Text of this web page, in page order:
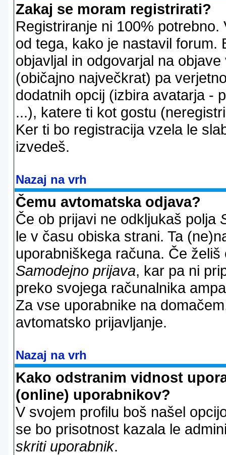
Zakaj se moram registrirati?
Registriranje ni 100%
od tega, kako je nastavil forum.
objavljal in odgovarjal na
(običajno največkrat) pa
dodatnih opcij (izbira avatarja -
...), katere ti kot gostu
Ker ti bo registracija vzela le
izvedeš.
Nazaj na vrh
Čemu avtomatska odjava?
Če ob prijavi ne odkljukaš polja
le v času obiska strani. Ta
uporabniškega računa. Če
Samodejno prijava, kar pa ni
preko svojega računalnika
Za vse uporabnike na
avtomatsko prijavljanje.
Nazaj na vrh
Kako odstranim vidnost
(online) uporabnikov?
V svojem profilu boš našel
se bo prisotnost kazala le
skriti uporabnik.